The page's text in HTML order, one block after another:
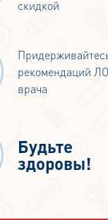
скидкой
рекомендаций
врача
Будьте
здоровы!